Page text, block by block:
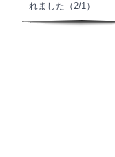
れました（2/1）